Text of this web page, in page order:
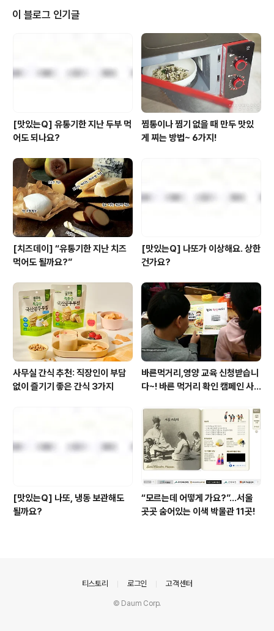
데요. 어떠세요? 관심이 가지 않으세요? 한번 사놓으면 일주일이 든든한 풀무원
의 집반찬 6종이 풀무원샵의 '오늘의특가'를 통해 무려 30%나 할인된 가격으
이 블로그 인기글
[맛있는Q] 유통기한 지난 두부 먹
어도 되나요?
찜통이나 찜기 없을 때 만두 맛있
게 찌는 방법~ 6가지!
[치즈데이] “유통기한 지난 치즈
먹어도 될까요?”
[맛있는Q] 나또가 이상해요. 상한
건가요?
사무실 간식 추천: 직장인이 부담
없이 즐기기 좋은 간식 3가지
바른먹거리,영양 교육 신청받습니
다~! 바른 먹거리 확인 캠페인 사
[맛있는Q] 나또, 냉동 보관해도
될까요?
“모르는데 어떻게 가요?”...서울
곳곳 숨어있는 이색 박물관 11곳!
티스토리 로그인 고객센터
© Daum Corp.